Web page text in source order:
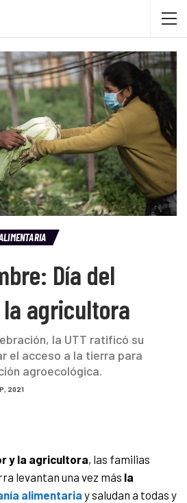
Día del
agricultora
la UTT ratificó su
el acceso a la tierra para
agroecológica.
2021
y la agricultora, las familias
levantan una vez más la
alimentariay saludan a todas y